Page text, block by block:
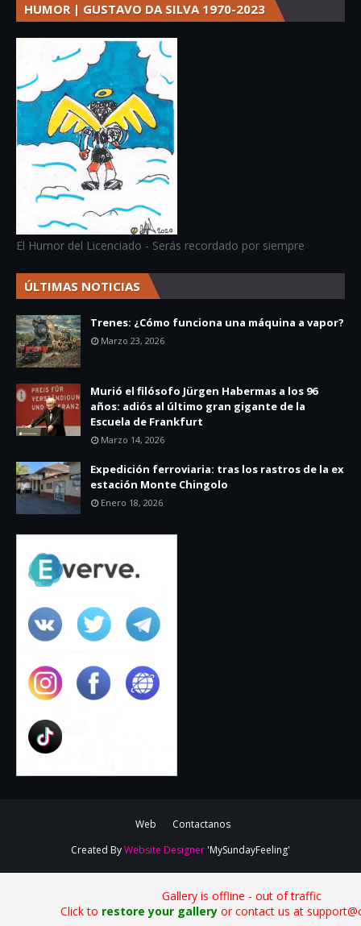
HUMOR | GUSTAVO DA SILVA 1970-2023
El Humor del Licenciado - Serás recordado por siempre
ÚLTIMAS NOTICIAS
Trenes: ¿Cómo funciona una máquina a vapor?
Marzo 23, 2026
Murió el filósofo Jürgen Habermas a los 96
años: adiós al último gran gigante de la
Escuela de Frankfurt
Marzo 14, 2026
Expedición ferroviaria: tras los rastros de la ex
estación Monte Chingolo
Enero 18, 2026
Web
Contactanos
Created ByWebsite Designer 'MySundayFeeling'
Gallery is offline - out of traffic
Click to restore your galleryor contact us at